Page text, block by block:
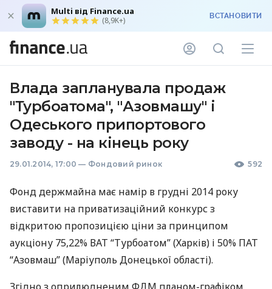
Multi від Finance.ua
(8,9K+) ВСТАНОВИТИ
Влада запланувала продаж
"Турбоатома", "Азовмашу" і
Одеського припортового
заводу - на кінець року
29.01.2014, 17:00 — Фондовий ринок 592
Фонд держмайна має намір в грудні 2014 року
виставити на приватизаційний конкурс з
відкритою пропозицією ціни за принципом
аукціону 75,22% ВАТ “Турбоатом” (Харків) і 50% ПАТ
“Азовмаш” (Маріуполь Донецької області).